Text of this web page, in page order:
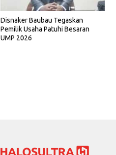
Disnaker Baubau Tegaskan
Pemilik Usaha Patuhi Besaran
UMP 2026